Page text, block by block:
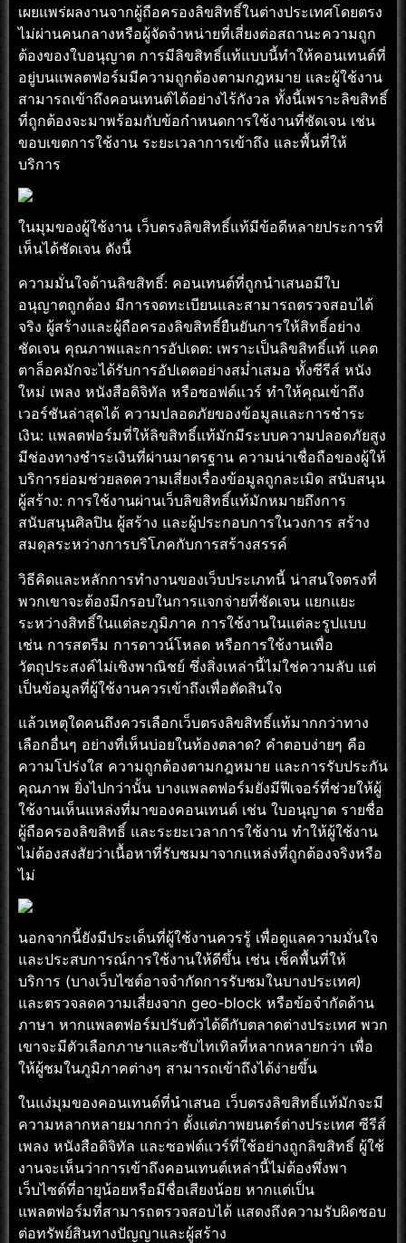
เผยแพร่ผลงานจากผู้ถือครองลิขสิทธิ์ในต่างประเทศโดยตรง
ไม่ผ่านคนกลางหรือผู้จัดจำหน่ายที่เสี่ยงต่อสถานะความถูก
ต้องของใบอนุญาต การมีลิขสิทธิ์แท้แบบนี้ทำให้คอนเทนต์ที่
อยู่บนแพลตฟอร์มมีความถูกต้องตามกฎหมาย และผู้ใช้งาน
สามารถเข้าถึงคอนเทนต์ได้อย่างไร้กังวล ทั้งนี้เพราะลิขสิทธิ์
ที่ถูกต้องจะมาพร้อมกับข้อกำหนดการใช้งานที่ชัดเจน เช่น
ขอบเขตการใช้งาน ระยะเวลาการเข้าถึง และพื้นที่ให้
บริการ
ในมุมของผู้ใช้งาน เว็บตรงลิขสิทธิ์แท้มีข้อดีหลายประการที่
เห็นได้ชัดเจน ดังนี้
ความมั่นใจด้านลิขสิทธิ์: คอนเทนต์ที่ถูกนำเสนอมีใบ
อนุญาตถูกต้อง มีการจดทะเบียนและสามารถตรวจสอบได้
จริง ผู้สร้างและผู้ถือครองลิขสิทธิ์ยืนยันการให้สิทธิ์อย่าง
ชัดเจน คุณภาพและการอัปเดต: เพราะเป็นลิขสิทธิ์แท้ แคต
ตาล็อคมักจะได้รับการอัปเดตอย่างสม่ำเสมอ ทั้งซีรีส์ หนัง
ใหม่ เพลง หนังสือดิจิทัล หรือซอฟต์แวร์ ทำให้คุณเข้าถึง
เวอร์ชันล่าสุดได้ ความปลอดภัยของข้อมูลและการชำระ
เงิน: แพลตฟอร์มที่ให้ลิขสิทธิ์แท้มักมีระบบความปลอดภัยสูง
มีช่องทางชำระเงินที่ผ่านมาตรฐาน ความน่าเชื่อถือของผู้ให้
บริการย่อมช่วยลดความเสี่ยงเรื่องข้อมูลถูกละเมิด สนับสนุน
ผู้สร้าง: การใช้งานผ่านเว็บลิขสิทธิ์แท้มักหมายถึงการ
สนับสนุนศิลปิน ผู้สร้าง และผู้ประกอบการในวงการ สร้าง
สมดุลระหว่างการบริโภคกับการสร้างสรรค์
วิธีคิดและหลักการทำงานของเว็บประเภทนี้ น่าสนใจตรงที่
พวกเขาจะต้องมีกรอบในการแจกจ่ายที่ชัดเจน แยกแยะ
ระหว่างสิทธิ์ในแต่ละภูมิภาค การใช้งานในแต่ละรูปแบบ
เช่น การสตรีม การดาวน์โหลด หรือการใช้งานเพื่อ
วัตถุประสงค์ไม่เชิงพาณิชย์ ซึ่งสิ่งเหล่านี้ไม่ใช่ความลับ แต่
เป็นข้อมูลที่ผู้ใช้งานควรเข้าถึงเพื่อตัดสินใจ
แล้วเหตุใดคนถึงควรเลือกเว็บตรงลิขสิทธิ์แท้มากกว่าทาง
เลือกอื่นๆ อย่างที่เห็นบ่อยในท้องตลาด? คำตอบง่ายๆ คือ
ความโปร่งใส ความถูกต้องตามกฎหมาย และการรับประกัน
คุณภาพ ยิ่งไปกว่านั้น บางแพลตฟอร์มยังมีฟีเจอร์ที่ช่วยให้ผู้
ใช้งานเห็นแหล่งที่มาของคอนเทนต์ เช่น ใบอนุญาต รายชื่อ
ผู้ถือครองลิขสิทธิ์ และระยะเวลาการใช้งาน ทำให้ผู้ใช้งาน
ไม่ต้องสงสัยว่าเนื้อหาที่รับชมมาจากแหล่งที่ถูกต้องจริงหรือ
ไม่
นอกจากนี้ยังมีประเด็นที่ผู้ใช้งานควรรู้ เพื่อดูแลความมั่นใจ
และประสบการณ์การใช้งานให้ดีขึ้น เช่น เช็คพื้นที่ให้
บริการ (บางเว็บไซต์อาจจำกัดการรับชมในบางประเทศ)
และตรวจลดความเสี่ยงจาก geo-block หรือข้อจำกัดด้าน
ภาษา หากแพลตฟอร์มปรับตัวได้ดีกับตลาดต่างประเทศ พวก
เขาจะมีตัวเลือกภาษาและซับไทเทิลที่หลากหลายกว่า เพื่อ
ให้ผู้ชมในภูมิภาคต่างๆ สามารถเข้าถึงได้ง่ายขึ้น
ในแง่มุมของคอนเทนต์ที่นำเสนอ เว็บตรงลิขสิทธิ์แท้มักจะมี
ความหลากหลายมากกว่า ตั้งแต่ภาพยนตร์ต่างประเทศ ซีรีส์
เพลง หนังสือดิจิทัล และซอฟต์แวร์ที่ใช้อย่างถูกลิขสิทธิ์ ผู้ใช้
งานจะเห็นว่าการเข้าถึงคอนเทนต์เหล่านี้ไม่ต้องพึ่งพา
เว็บไซต์ที่อายุน้อยหรือมีชื่อเสียงน้อย หากแต่เป็น
แพลตฟอร์มที่สามารถตรวจสอบได้ แสดงถึงความรับผิดชอบ
ต่อทรัพย์สินทางปัญญาและผู้สร้าง